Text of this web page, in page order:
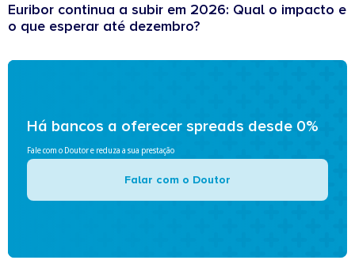
Euribor continua a subir em 2026: Qual o impacto e
o que esperar até dezembro?
Há bancos a oferecer spreads desde 0%
Fale com o Doutor e reduza a sua prestação
Falar com o Doutor